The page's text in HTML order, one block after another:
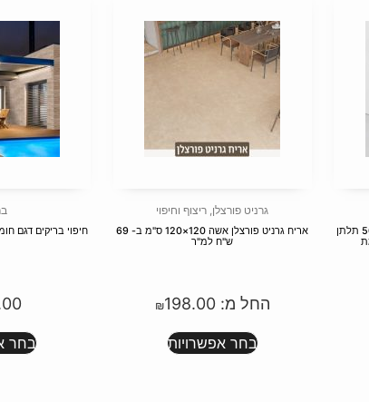
אסלה תלויה קצרה 49 ס"מ דגם 502041 תלתן
גרניט פורצלן ריצוף וחיפוי
אריח גרניט פורצלן אשה 120×120 ס"מ ב- 69
ש"ח למ"ר
החל מ: ₪198.00
בחר אפשרויות
חיפוי בריקים דגם
בחר